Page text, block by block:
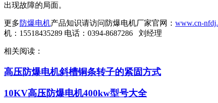
出现故障的局面。
更多防爆电机产品知识请访问防爆电机厂家官网： www.cn-
机：15518435289 电话：0394-8687286 刘经理
相关阅读：
高压防爆电机斜槽铜条转子的紧固方式
10KV高压防爆电机400kw型号大全